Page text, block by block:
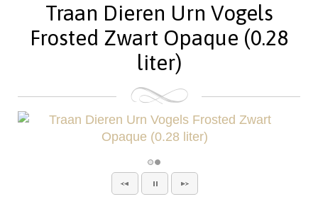
Traan Dieren Urn Vogels
Frosted Zwart Opaque (0.28
liter)